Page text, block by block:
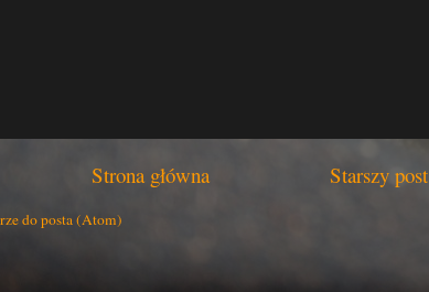
Starszy post
Strona główna
do posta (Atom)